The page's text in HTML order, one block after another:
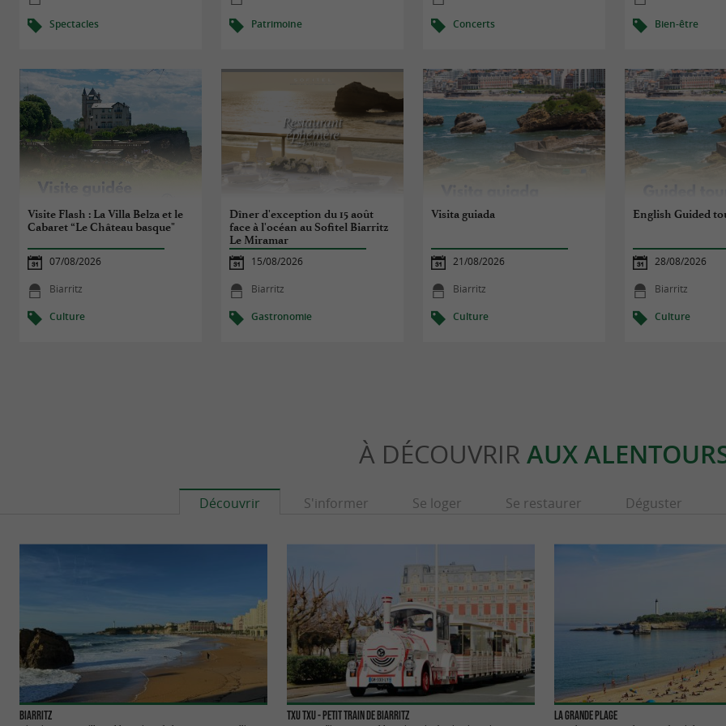
Spectacles Patrimoine Concerts Bien-être
Visite Flash : La Villa Belza et le
Cabaret “Le Château basque"
07/08/2026
Biarritz
Culture
Dîner d'exception du 15 août
face à l'océan au Sofitel Biarritz
Le Miramar
15/08/2026
Biarritz
Gastronomie
Visita guiada
21/08/2026
Biarritz
Culture
English Guided
28/08/2026
Biarritz
Culture
À DÉCOUVRIR AUX
Découvrir S'informer Se loger Se restaurer Déguster
Biarritz
TXU TXU - Petit Train de Biarritz
La Grande Plage